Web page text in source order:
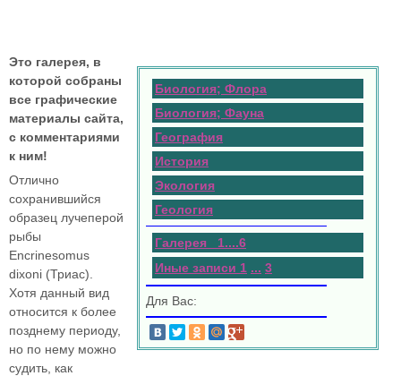
Биология; Флора
Биология; Фауна
География
История
Экология
Геология
Галерея 1....6
Иные записи 1 ... 3
Для Вас:
Это галерея, в
которой собраны
все графические
материалы сайта,
с комментариями
к ним!
Отлично
сохранившийся
образец лучеперой
рыбы
Encrinesomus
dixoni (Триас).
Хотя данный вид
относится к более
позднему периоду,
но по нему можно
судить, как